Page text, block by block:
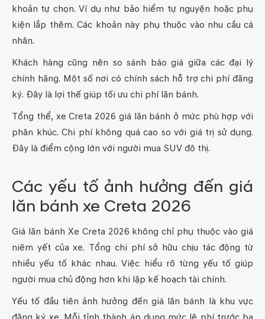
khoản tự chọn. Ví dụ như bảo hiểm tự nguyện hoặc phụ
kiện lắp thêm. Các khoản này phụ thuộc vào nhu cầu cá
nhân.
Khách hàng cũng nên so sánh báo giá giữa các đại lý
chính hãng. Một số nơi có chính sách hỗ trợ chi phí đăng
ký. Đây là lợi thế giúp tối ưu chi phí lăn bánh.
Tổng thể, xe Creta 2026 giá lăn bánh ở mức phù hợp với
phân khúc. Chi phí không quá cao so với giá trị sử dụng.
Đây là điểm cộng lớn với người mua SUV đô thị.
Các yếu tố ảnh hưởng đến giá
lăn bánh xe Creta 2026
Giá lăn bánh Xe Creta 2026 không chỉ phụ thuộc vào giá
niêm yết của xe. Tổng chi phí sở hữu chịu tác động từ
nhiều yếu tố khác nhau. Việc hiểu rõ từng yếu tố giúp
người mua chủ động hơn khi lập kế hoạch tài chính.
Yếu tố đầu tiên ảnh hưởng đến giá lăn bánh là khu vực